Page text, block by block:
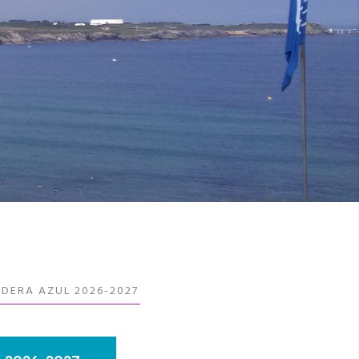
AZUL 2026-2027